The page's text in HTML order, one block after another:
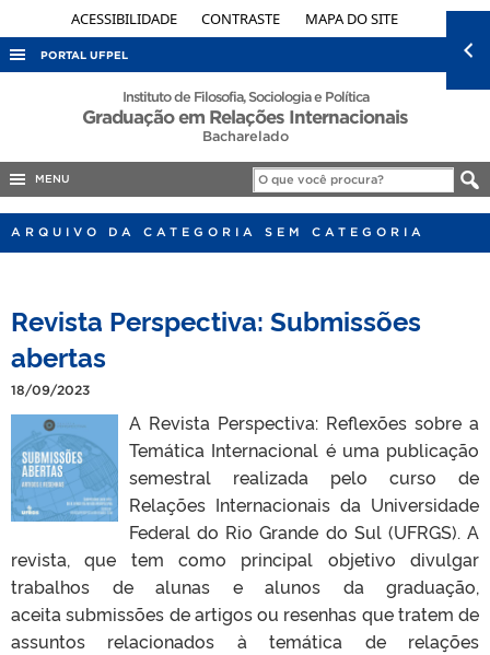
ACESSIBILIDADE CONTRASTE MAPA DO SITE
PORTAL UFPEL
ACESSO À INFORMAÇÃO
OUVIDORIA
PORTARIAS
TELEFONES
Instituto de Filosofia, Sociologia e Política
Graduação em Relações Internacionais
Bacharelado
MENU
ARQUIVO DA CATEGORIA SEM CATEGORIA
Revista Perspectiva: Submissões
abertas
18/09/2023
A Revista Perspectiva: Reflexões sobre a
Temática Internacional é uma publicação
semestral realizada pelo curso de
Relações Internacionais da Universidade
Federal do Rio Grande do Sul (UFRGS). A
revista, que tem como principal objetivo divulgar
trabalhos de alunas e alunos da graduação,
aceita submissões de artigos ou resenhas que tratem de
assuntos relacionados à temática de relações